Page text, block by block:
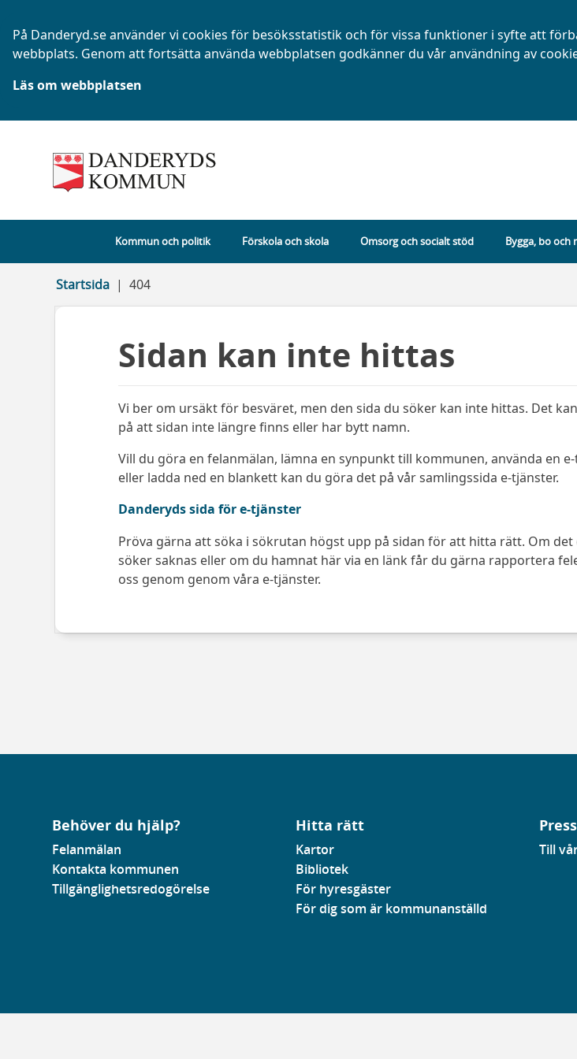
På Danderyd.se använder vi cookies för besöksstatistik och för vissa funktioner i syfte att
webbplats. Genom att fortsätta använda webbplatsen godkänner du vår användning av
Läs om webbplatsen
Kommun och politik Förskola och skola Omsorg och socialt stöd Bygga, bo och
Startsida 404
Sidan kan inte hittas
Vi ber om ursäkt för besväret, men den sida du söker kan inte hittas. Det
på att sidan inte längre finns eller har bytt namn.
Vill du göra en felanmälan, lämna en synpunkt till kommunen, använda en
eller ladda ned en blankett kan du göra det på vår samlingssida e-tjänster.
Danderyds sida för e-tjänster
Pröva gärna att söka i sökrutan högst upp på sidan för att hitta rätt. Om det
söker saknas eller om du hamnat här via en länk får du gärna rapportera
oss genom genom våra e-tjänster.
Behöver du hjälp?
Felanmälan
Kontakta kommunen
Tillgänglighetsredogörelse
Hitta rätt
Kartor
Bibliotek
För hyresgäster
För dig som är kommunanställd
Press
Till